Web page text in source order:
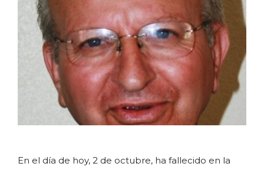
En el día de hoy, 2 de octubre, ha fallecido en la